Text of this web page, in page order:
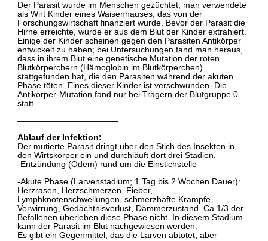
Der Parasit wurde im Menschen gezüchtet; man verwendete
als Wirt Kinder eines Waisenhauses, das von der
Forschungswirtschaft finanziert wurde. Bevor der Parasit die
Hirne erreichte, wurde er aus dem Blut der Kinder extrahiert.
Einige der Kinder scheinen gegen den Parasiten Antikörper
entwickelt zu haben; bei Untersuchungen fand man heraus,
dass in ihrem Blut eine genetische Mutation der roten
Blutkörperchern (Hämoglobin im Blutkörperchen)
stattgefunden hat, die den Parasiten während der akuten
Phase töten. Eines dieser Kinder ist verschwunden. Die
Antikörper-Mutation fand nur bei Trägern der Blutgruppe 0
statt.
————————————
Ablauf der Infektion:
Der mutierte Parasit dringt über den Stich des Insekten in
den Wirtskörper ein und durchläuft dort drei Stadien.
-Entzündung (Ödem) rund um die Einstichstelle
-Akute Phase (Larvenstadium; 1 Tag bis 2 Wochen Dauer):
Herzrasen, Herzschmerzen, Fieber,
Lymphknotenschwellungen, schmerzhafte Krämpfe,
Verwirrung, Gedächtnisverlust, Dämmerzustand. Ca 1/3 der
Befallenen überleben diese Phase nicht. In diesem Stadium
kann der Parasit im Blut nachgewiesen werden.
Es gibt ein Gegenmittel, das die Larven abtötet, aber